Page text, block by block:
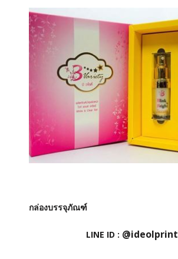
กล่องบรรจุภัณฑ์
LINE ID : @ideolprint